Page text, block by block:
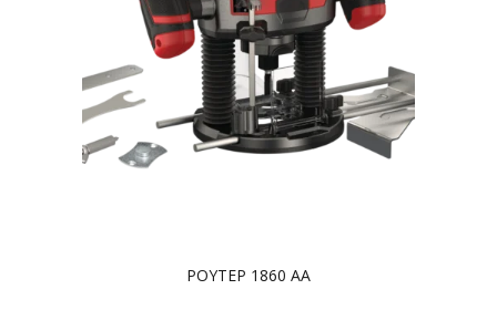
ΡΟΥΤΕΡ 1860 AA